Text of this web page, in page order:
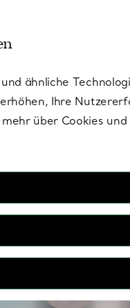
ähnliche
Ihre
über Cookies